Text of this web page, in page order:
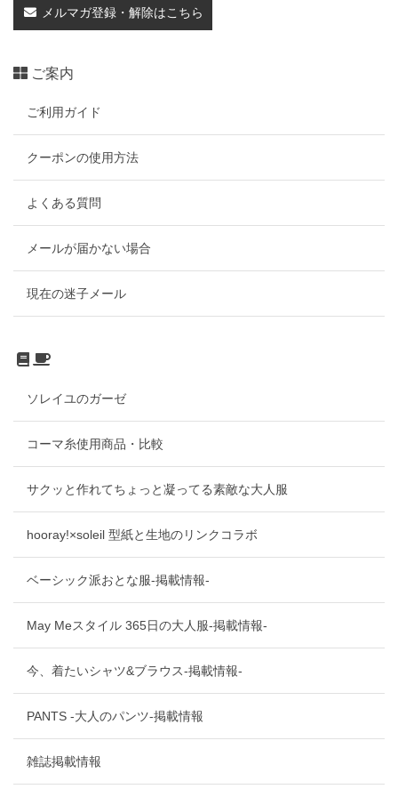
メルマガ登録・解除はこちら
ご案内
ご利用ガイド
クーポンの使用方法
よくある質問
メールが届かない場合
現在の迷子メール
ソレイユのガーゼ
コーマ糸使用商品・比較
サクッと作れてちょっと凝ってる素敵な大人服
hooray!×soleil 型紙と生地のリンクコラボ
ベーシック派おとな服-掲載情報-
May Meスタイル 365日の大人服-掲載情報-
今、着たいシャツ&ブラウス-掲載情報-
PANTS -大人のパンツ-掲載情報
雑誌掲載情報